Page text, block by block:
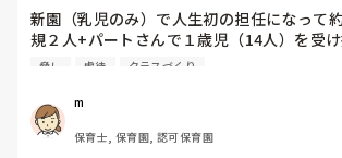
新園（乳児のみ）で人生初の担任になって
規２人+パートさんで１歳児（14人）を受
すが、相方の先生（М先生）と主任が子ども
例えば、
・特定の子だけに優しく関わる
・手が出る.話を聞かない等手のかかる子に
脅し 虐待 クラスづくり
m
保育士, 保育園, 認可保育園